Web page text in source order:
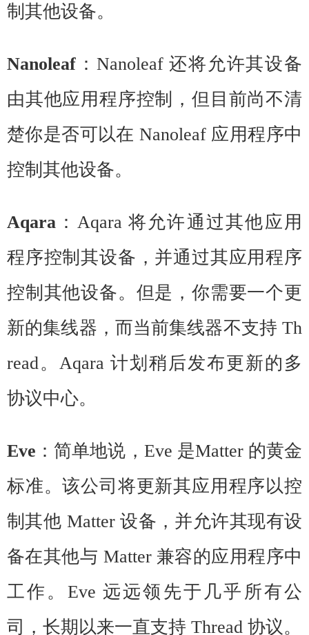
制其他设备。
Nanoleaf ：Nanoleaf 还将允许其设备
由其他应用程序控制，但目前尚不清
楚你是否可以在 Nanoleaf 应用程序中
控制其他设备。
Aqara ：Aqara 将允许通过其他应用
程序控制其设备，并通过其应用程序
控制其他设备。但是，你需要一个更
新的集线器，而当前集线器不支持 Th
read。Aqara 计划稍后发布更新的多
协议中心。
Eve ：简单地说，Eve 是Matter 的黄金
标准。该公司将更新其应用程序以控
制其他 Matter 设备，并允许其现有设
备在其他与 Matter 兼容的应用程序中
工作。Eve 远远领先于几乎所有公
司，长期以来一直支持 Thread 协议。